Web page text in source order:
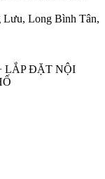
Lưu, Long Bình Tân,
LẮP ĐẶT NỘI